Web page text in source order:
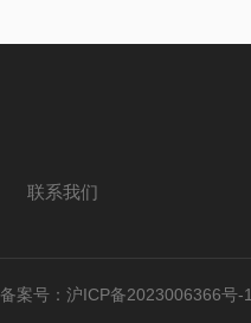
联系我们
备案号：沪ICP备2023006366号-1